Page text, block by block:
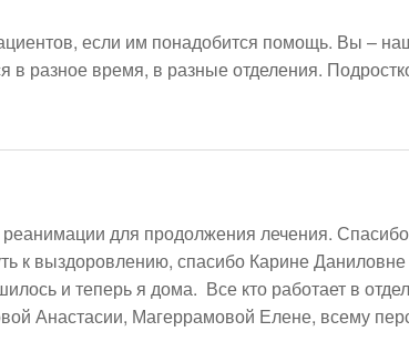
если им понадобится помощь. Вы –
разное время, в разные отделения.
для продолжения лечения.
к выздоровлению, спасибо Карине
и теперь я дома.  Все кто работает в
Анастасии, Магеррамовой Елене, всему